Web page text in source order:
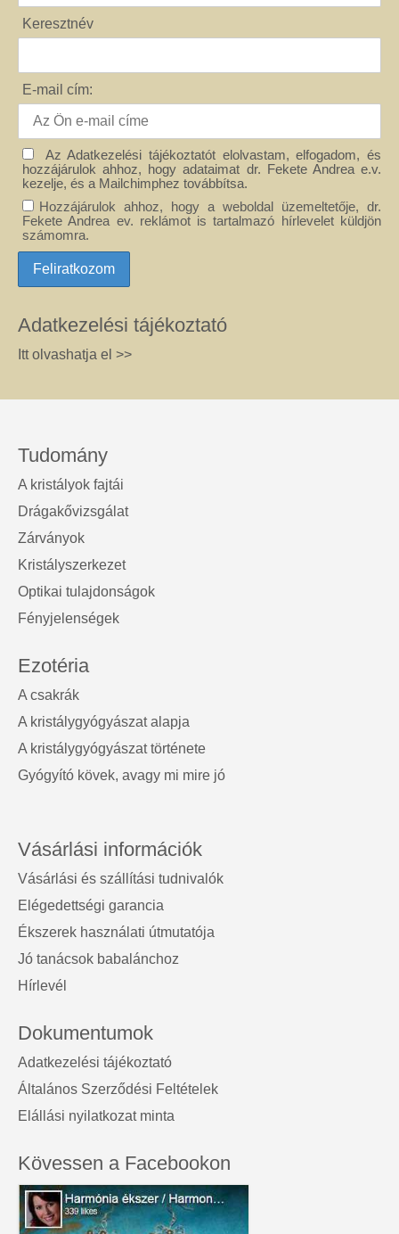
Keresztnév
E-mail cím:
Az Adatkezelési tájékoztatót elolvastam, elfogadom, és
hozzájárulok ahhoz, hogy adataimat dr. Fekete Andrea e.v.
kezelje, és a Mailchimphez továbbítsa.
Hozzájárulok ahhoz, hogy a weboldal üzemeltetője, dr.
Fekete Andrea ev. reklámot is tartalmazó hírlevelet küldjön
számomra.
Adatkezelési tájékoztató
Itt olvashatja el >>
Tudomány
A kristályok fajtái
Drágakővizsgálat
Zárványok
Kristályszerkezet
Optikai tulajdonságok
Fényjelenségek
Ezotéria
A csakrák
A kristálygyógyászat alapja
A kristálygyógyászat története
Gyógyító kövek, avagy mi mire jó
Vásárlási információk
Vásárlási és szállítási tudnivalók
Elégedettségi garancia
Ékszerek használati útmutatója
Jó tanácsok babalánchoz
Hírlevél
Dokumentumok
Adatkezelési tájékoztató
Általános Szerződési Feltételek
Elállási nyilatkozat minta
Kövessen a Facebookon